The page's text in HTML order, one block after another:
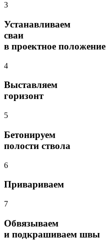
3
Устанавливаем
сваи
в проектное положение
4
Выставляем
горизонт
5
Бетонируем
полости ствола
6
Привариваем
7
Обвязываем
и подкрашиваем швы